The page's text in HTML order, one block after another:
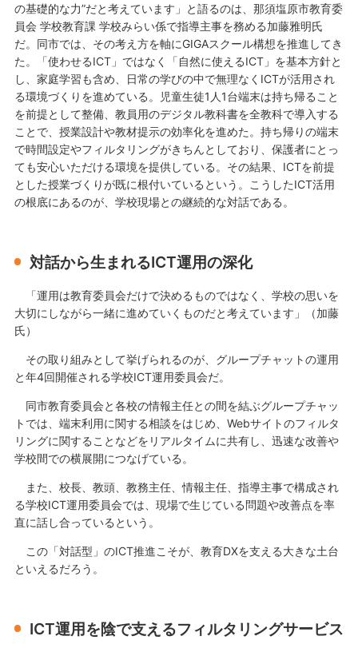
の基礎的な力”だと考えています」と語るのは、那須塩原市教育委
員会 学校教育課 学校みらい係で指導主事を務める加藤雅明氏
だ。同市では、その考え方を軸にGIGAスクール構想を推進してき
た。「使わせるICT」ではなく「自然に使えるICT」を基本方針と
し、家庭学習も含め、日常の学びの中で無理なくICTが活用され
る環境づくりを進めている。児童生徒1人1台端末は持ち帰ること
を前提として整備、教員用のデジタル教科書を全教科で導入する
ことで、授業設計や教材提示の効率化を進めた。持ち帰りの端末
で時間設定やフィルタリングがきちんとしており、保護者にとっ
ても安心いただける環境を提供している。その結果、ICTを前提
とした授業づくりが既に根付いているという。こうしたICT活用
の根底にあるのが、学校現場との継続的な対話である。
対話から生まれるICT運用の深化
「運用は教育委員会だけで決めるものではなく、学校の思いを
大切にしながら一緒に進めていくものだと考えています」（加藤
氏）
その取り組みとして挙げられるのが、グループチャットの運用
と年4回開催される学校ICT運用委員会だ。
同市教育委員会と各校の情報主任との間を結ぶグループチャッ
トでは、端末利用に関する相談をはじめ、Webサイトのフィルタ
リングに関することなどをリアルタイムに共有し、迅速な改善や
学校間での横展開につなげている。
また、校長、教頭、教務主任、情報主任、指導主事で構成され
る学校ICT運用委員会では、現場で生じている問題や改善点を率
直に話し合っているという。
この「対話型」のICT推進こそが、教育DXを支える大きな土台
といえるだろう。
ICT運用を陰で支えるフィルタリングサービス